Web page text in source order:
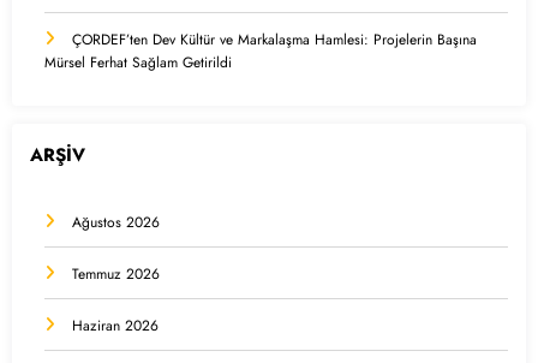
ÇORDEF’ten Dev Kültür ve Markalaşma Hamlesi: Projelerin Başına
Mürsel Ferhat Sağlam Getirildi
ARŞİV
Ağustos 2026
Temmuz 2026
Haziran 2026